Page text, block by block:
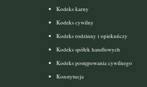
Kodeks karny
Kodeks cywilny
Kodeks rodzinny i opiekuńczy
Kodeks spółek handlowych
Kodeks postępowania cywilnego
Konstytucja